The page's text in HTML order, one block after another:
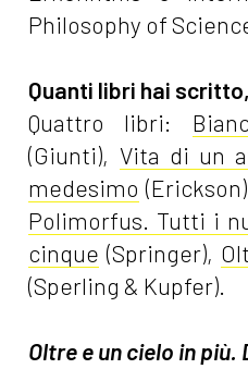
Philosophy of
Quanti libri hai
Quattro libri:
(Giunti), Vita di un
medesimo
Polimorfus. Tutti i
cinque (Springer),
(Sperling & Kupfer).
Oltre e un cielo in